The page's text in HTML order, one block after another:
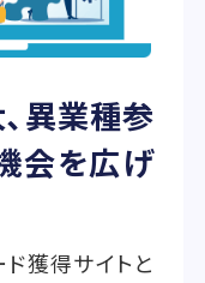
異業種参
会を広げ
獲得サイトと